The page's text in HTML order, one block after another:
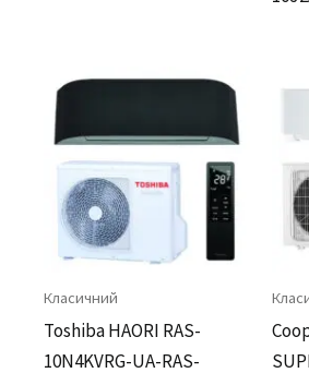
Класичний
Toshiba HAORI RAS-
10N4KVRG-UA-RAS-